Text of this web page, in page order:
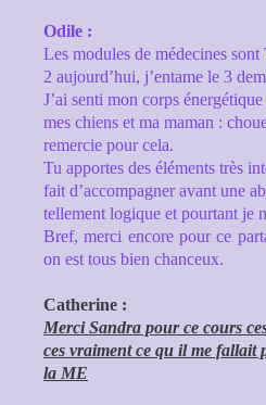
Odile :
Les modules de médecines
2 aujourd’hui, j’entame le 3
J’ai senti mon corps
mes chiens et ma maman :
remercie pour cela.
Tu apportes des éléments très
fait d’accompagner avant une
tellement logique et pourtant je
Bref, merci encore pour ce
on est tous bien chanceux.
Catherine :
Merci Sandra pour ce cours
ces vraiment ce qu il me fallait
la ME